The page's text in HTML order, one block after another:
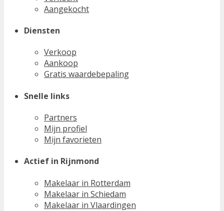
Aangekocht
Diensten
Verkoop
Aankoop
Gratis waardebepaling
Snelle links
Partners
Mijn profiel
Mijn favorieten
Actief in Rijnmond
Makelaar in Rotterdam
Makelaar in Schiedam
Makelaar in Vlaardingen